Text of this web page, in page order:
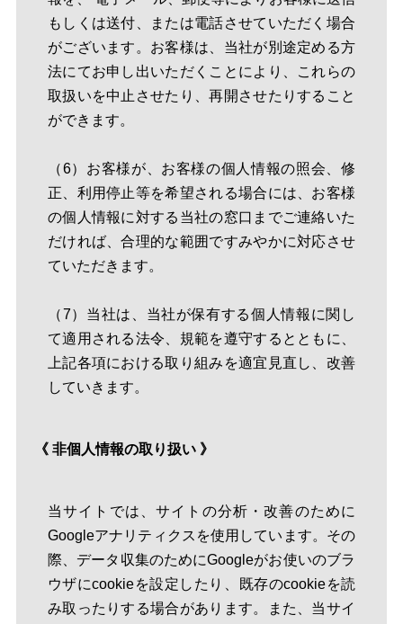
もしくは送付、または電話させていただく場合
がございます。お客様は、当社が別途定める方
法にてお申し出いただくことにより、これらの
取扱いを中止させたり、再開させたりすること
ができます。
（6）お客様が、お客様の個人情報の照会、修
正、利用停止等を希望される場合には、お客様
の個人情報に対する当社の窓口までご連絡いた
だければ、合理的な範囲ですみやかに対応させ
ていただきます。
（7）当社は、当社が保有する個人情報に関し
て適用される法令、規範を遵守するとともに、
上記各項における取り組みを適宜見直し、改善
していきます。
《 非個人情報の取り扱い 》
当サイトでは、サイトの分析・改善のために
Googleアナリティクスを使用しています。その
際、データ収集のためにGoogleがお使いのブラ
ウザにcookieを設定したり、既存のcookieを読
み取ったりする場合があります。また、当サイ